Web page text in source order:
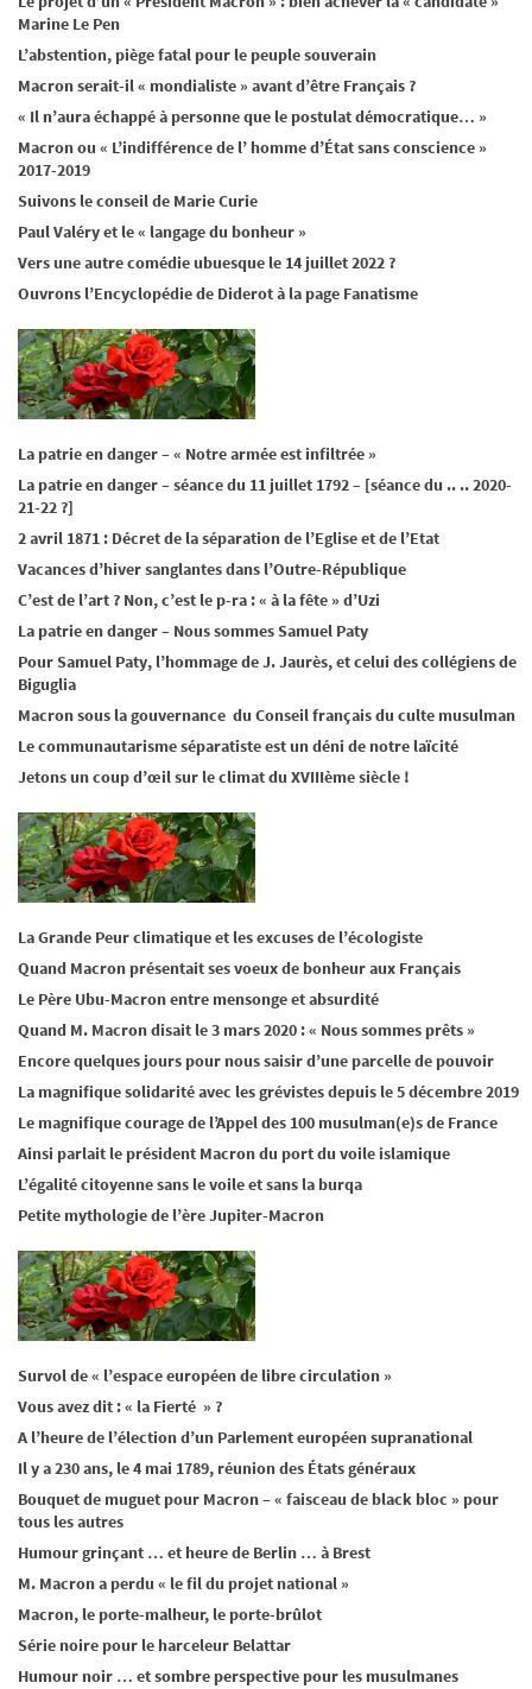
Marine Le Pen
L’abstention, piège fatal pour le peuple souverain
Macron serait-il « mondialiste » avant d’être Français ?
« Il n’aura échappé à personne que le postulat démocratique… »
Macron ou « L’indifférence de l’ homme d’État sans conscience »
2017-2019
Suivons le conseil de Marie Curie
Paul Valéry et le « langage du bonheur »
Vers une autre comédie ubuesque le 14 juillet 2022 ?
Ouvrons l’Encyclopédie de Diderot à la page Fanatisme
La patrie en danger – « Notre armée est infiltrée »
La patrie en danger – séance du 11 juillet 1792 – [séance du .. .. 2020-
21-22 ?]
2 avril 1871 : Décret de la séparation de l’Eglise et de l’Etat
Vacances d’hiver sanglantes dans l’Outre-République
C’est de l’art ? Non, c’est le p-ra : « à la fête » d’Uzi
La patrie en danger – Nous sommes Samuel Paty
Pour Samuel Paty, l’hommage de J. Jaurès, et celui des collégiens de
Biguglia
Macron sous la gouvernance du Conseil français du culte musulman
Le communautarisme séparatiste est un déni de notre laïcité
Jetons un coup d’œil sur le climat du XVIIIème siècle !
La Grande Peur climatique et les excuses de l’écologiste
Quand Macron présentait ses voeux de bonheur aux Français
Le Père Ubu-Macron entre mensonge et absurdité
Quand M. Macron disait le 3 mars 2020 : « Nous sommes prêts »
Encore quelques jours pour nous saisir d’une parcelle de pouvoir
La magnifique solidarité avec les grévistes depuis le 5 décembre 2019
Le magnifique courage de l’Appel des 100 musulman(e)s de France
Ainsi parlait le président Macron du port du voile islamique
L’égalité citoyenne sans le voile et sans la burqa
Petite mythologie de l’ère Jupiter-Macron
Survol de « l’espace européen de libre circulation »
Vous avez dit : « la Fierté » ?
A l’heure de l’élection d’un Parlement européen supranational
Il y a 230 ans, le 4 mai 1789, réunion des États généraux
Bouquet de muguet pour Macron – « faisceau de black bloc » pour
tous les autres
Humour grinçant … et heure de Berlin … à Brest
M. Macron a perdu « le fil du projet national »
Macron, le porte-malheur, le porte-brûlot
Série noire pour le harceleur Belattar
Humour noir … et sombre perspective pour les musulmanes